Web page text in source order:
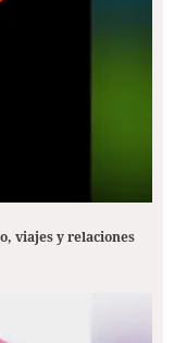
viajes y relaciones